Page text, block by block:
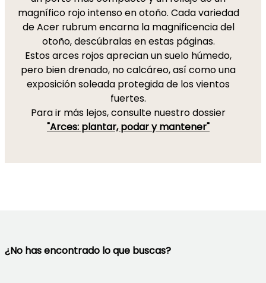
magnífico rojo intenso en otoño. Cada variedad
de Acer rubrum encarna la magnificencia del
otoño, descúbralas en estas páginas.
Estos arces rojos aprecian un suelo húmedo,
pero bien drenado, no calcáreo, así como una
exposición soleada protegida de los vientos
fuertes.
Para ir más lejos, consulte nuestro dossier
"Arces: plantar, podar y mantener"
¿No has encontrado lo que buscas?